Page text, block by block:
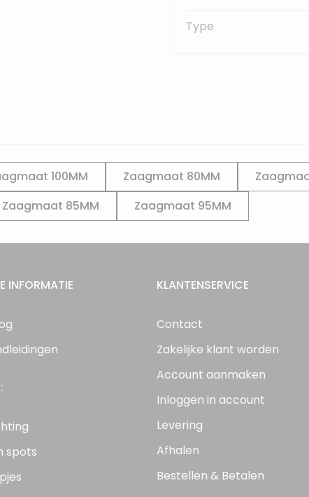
Type
100MM Zaagmaat 80MM
Zaagmaat 85MM Zaagmaat 95MM
INFORMATIE
spots
KLANTENSERVICE
Contact
Zakelijke klant worden
Account aanmaken
Inloggen in account
Levering
Afhalen
Bestellen & Betalen